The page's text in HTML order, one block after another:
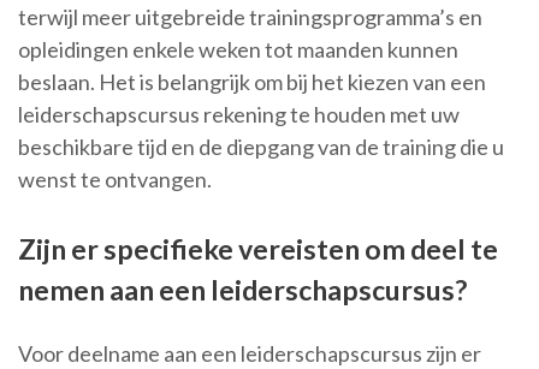
terwijl meer uitgebreide trainingsprogramma’s en
opleidingen enkele weken tot maanden kunnen
beslaan. Het is belangrijk om bij het kiezen van een
leiderschapscursus rekening te houden met uw
beschikbare tijd en de diepgang van de training die u
wenst te ontvangen.
Zijn er specifieke vereisten om deel te
nemen aan een leiderschapscursus?
Voor deelname aan een leiderschapscursus zijn er